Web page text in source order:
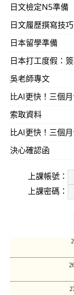
日文檢定N5準備
日文履歷撰寫技巧
日本留學準備
日本打工度假：
吳老師專文
比AI更快！三個
索取資料
比AI更快！三個
決心確認函
上課帳號：
上課密碼：